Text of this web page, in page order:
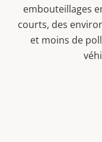
embouteillages
courts, des
et moins de